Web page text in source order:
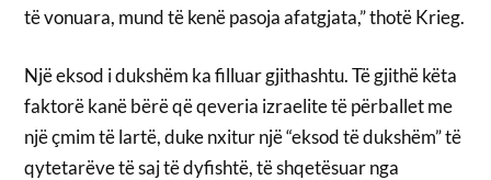
të vonuara, mund të kenë pasoja afatgjata,” thotë Krieg.
Një eksod i dukshëm ka filluar gjithashtu. Të gjithë këta
faktorë kanë bërë që qeveria izraelite të përballet me
një çmim të lartë, duke nxitur një “eksod të dukshëm” të
qytetarëve të saj të dyfishtë, të shqetësuar nga